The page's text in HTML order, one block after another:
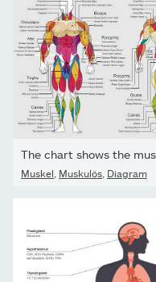
Muskel Muskulös Diagram